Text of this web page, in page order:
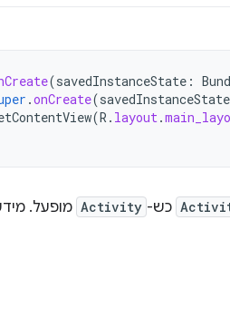
(savedInstanceState :
.onCreate(savedInstanceState
(R . layout.
כש- Activity מופעל.